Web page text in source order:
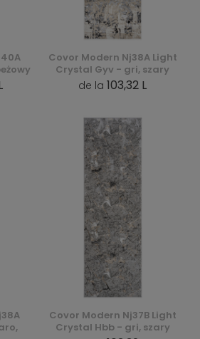
Covor Modern Nj38A Light
Crystal Gyv - gri, szary
de la 103,32 L
Covor Modern Nj37B Light
Crystal Hbb - gri, szary